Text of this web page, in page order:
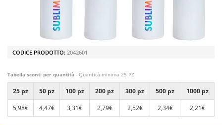
CODICE PRODOTTO: 2042601
Tabella sconti per quantità - Quantità minima 25 PZ
25 pz 50 pz 100 pz 200 pz 300 pz 500 pz
1000 pz
5,98€
4,47€ 3,31€ 2,79€ 2,52€ 2,34€ 2,21€